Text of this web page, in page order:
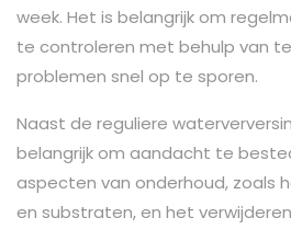
week. Het is belangrijk om
te controleren met behulp van
problemen snel op te sporen.
Naast de reguliere
belangrijk om aandacht te
aspecten van onderhoud, zoals
en substraten, en het